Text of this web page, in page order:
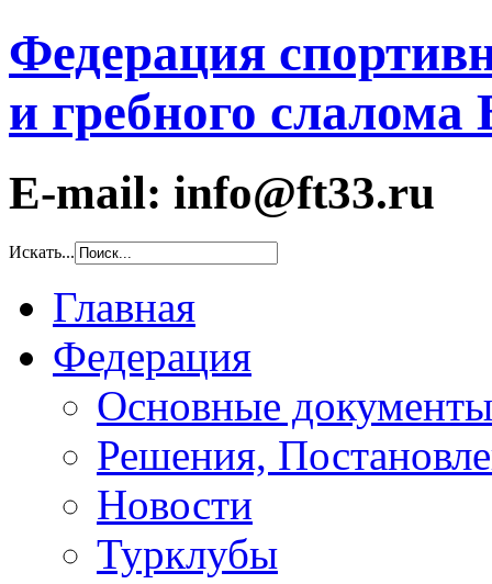
Федерация
и гребного
E-mail: info@ft33.ru
Искать...
Главная
Федерация
Основные документы
Решения,
Новости
Турклубы